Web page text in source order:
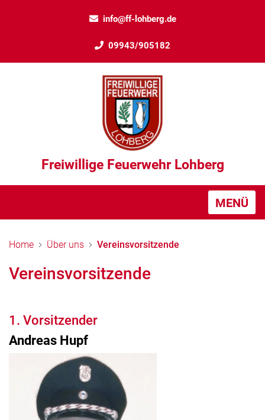
info@ff-lohberg.de
09943/905182
Freiwillige Feuerwehr Lohberg
MENÜ
Home Über uns Vereinsvorsitzende
Vereinsvorsitzende
1. Vorsitzender
Andreas Hupf